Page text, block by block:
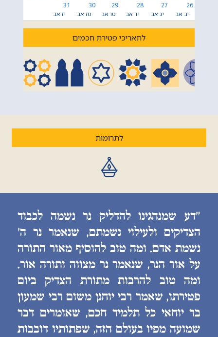
26
יב אב
27
יג אב
28
יד אב
29
טו אב
30
טז אב
31
יז אב
לתאריכי פטירת חכמים
לתרומות
״דע שמנהגינו להדליק נר נשמה לכבוד
הצדיקים ולעילוי נשמתם, שנאמר נר ה׳
נשמת אדם. ומה טוב להוסיף מאור התורה
על אור הנר, שנאמר נר מצווה ותורה אור.
ומה טוב להרבות מתורת הצדיק ביום
פטירתו, שאמר רבי יוחנן משום רבי שמעון
בר יוחאי כל תלמיד חכם, שאומרים דבר
שמועה מפיו בעולם הזה, שפתותיו דובבות